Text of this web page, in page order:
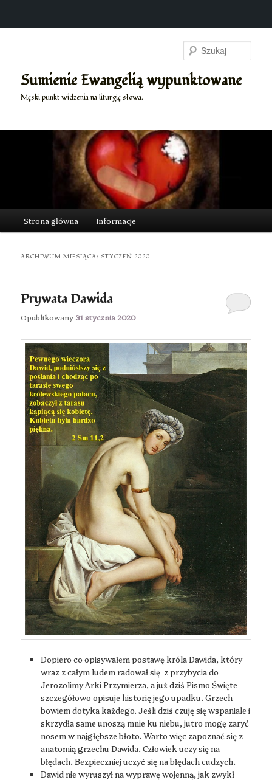
Sumienie Ewangelią wypunktowane
Męski punkt widzenia na liturgię słowa.
Strona główna Informacje
ARCHIWUM MIESIĄCA:STYCZEŃ 2020
Prywata Dawida
Opublikowany 31 stycznia 2020
Dopiero co opisywałem postawę króla Dawida, który
wraz z całym ludem radował się z przybycia do
Jerozolimy Arki Przymierza, a już dziś Pismo Święte
szczegółowo opisuje historię jego upadku. Grzech
bowiem dotyka każdego. Jeśli dziś czuję się wspaniale i
skrzydła same unoszą mnie ku niebu, jutro mogę zaryć
nosem w najgłębsze błoto. Warto więc zapoznać się z
anatomią grzechu Dawida. Człowiek uczy się na
błędach. Bezpieczniej uczyć się na błędach cudzych.
Dawid nie wyruszył na wyprawę wojenną, jak zwykł